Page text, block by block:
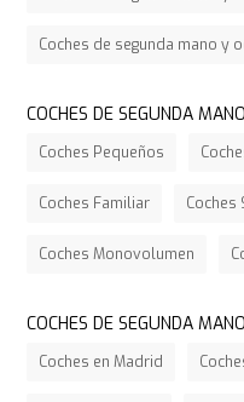
Coches de segunda mano y
COCHES DE SEGUNDA
Coches Pequeños
Coches Familiar Coches
Coches Monovolumen
COCHES DE SEGUNDA
Coches en Madrid